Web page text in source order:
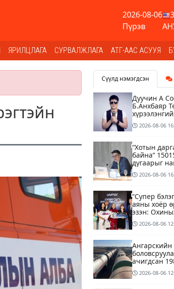
2026-08-06
Пүрэв
ЯРИЛЦЛАГА СУРВАЛЖЛАГА АТГ-ААС АСУУЯ
Сүүлд нэмэгдсэн
Дуучин A
Б.Анхбаяр
ажиллагаа,
тоглолт
2026-08-06
“Хотын
байна”
дугаарыг
сарын 14-
ажиллуулж
2026-08-06
“Супер
аяны хоёр
эзэн:
өдрөөр
гэдэг
2026-08-06
Ангарскийн
ачигдсан
АИ-92
өнөөдөр
2026-08-06